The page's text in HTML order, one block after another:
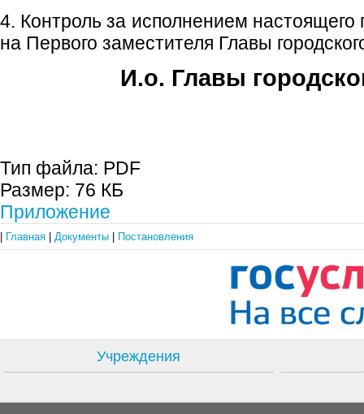
4. Контроль за исполнением настоящего
на Первого заместителя Главы
И.о. Главы
Тип файла: PDF
Размер: 76 КБ
Приложение
Главная Документы Постановления
Учреждения